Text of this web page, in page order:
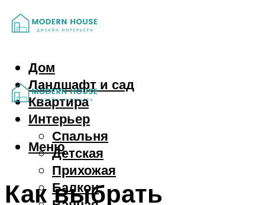
Дом
Ландшафт и сад
Квартира
Интерьер
Спальня
Детская
Прихожая
Балкон
Меню
Как выбрать